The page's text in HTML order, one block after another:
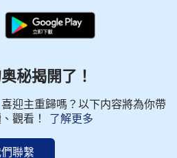
秘揭開了！
迎主重歸嗎？以下内容將為你帶
觀看！
了解更多
聯繫